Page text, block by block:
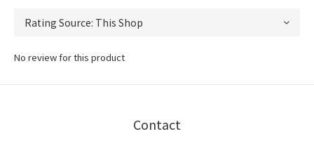
No review for this product
Contact